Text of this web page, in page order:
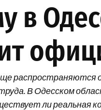
в
В Одесском
ли реальная